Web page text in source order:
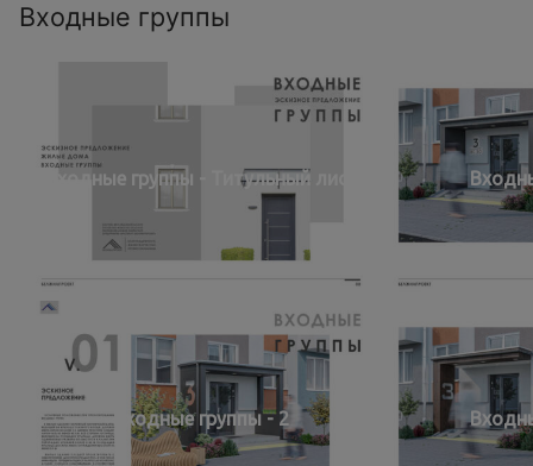
Входные группы
Входные группы - Титульный лист
Входные группы - 2